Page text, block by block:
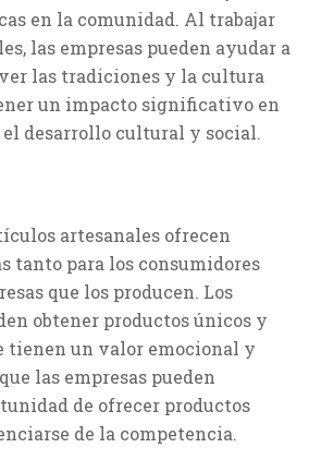
en la comunidad. Al trabajar
las empresas pueden ayudar a
las tradiciones y la cultura
un impacto significativo en
desarrollo cultural y social.
artesanales ofrecen
tanto para los consumidores
que los producen. Los
obtener productos únicos y
tienen un valor emocional y
las empresas pueden
de ofrecer productos
de la competencia.